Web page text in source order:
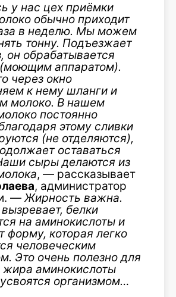
у нас цех приёмки
обычно приходит
в неделю. Мы можем
тонну. Подъезжает
он обрабатывается
аппаратом).
через окно
к нему шланги и
молоко. В нашем
постоянно
этому сливки
(не отделяются),
оставаться
сыры делаются из
, — рассказывает
, администратор
— Жирность важна.
белки
на аминокислоты и
форму, которая легко
человеческим
Это очень полезно для
жира аминокислоты
организмом…